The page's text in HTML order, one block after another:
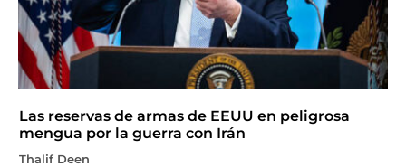
Las reservas de armas de EEUU en peligrosa
mengua por la guerra con Irán
Thalif Deen